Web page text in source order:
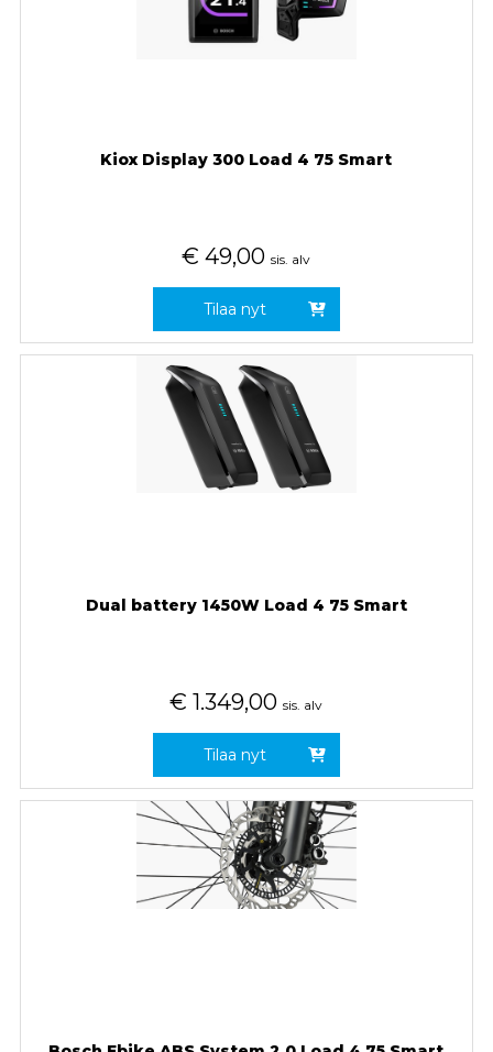
Kiox Display 300 Load 4 75 Smart
€ 49,00 sis. alv
Tilaa nyt
Dual battery 1450W Load 4 75 Smart
€ 1.349,00 sis. alv
Tilaa nyt